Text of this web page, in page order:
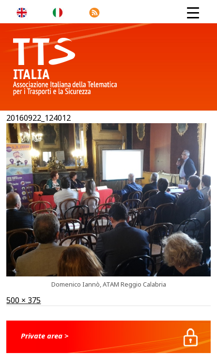
20160922_124012
Domenico Iannò, ATAM Reggio Calabria
Full
500 × 375
Private area >